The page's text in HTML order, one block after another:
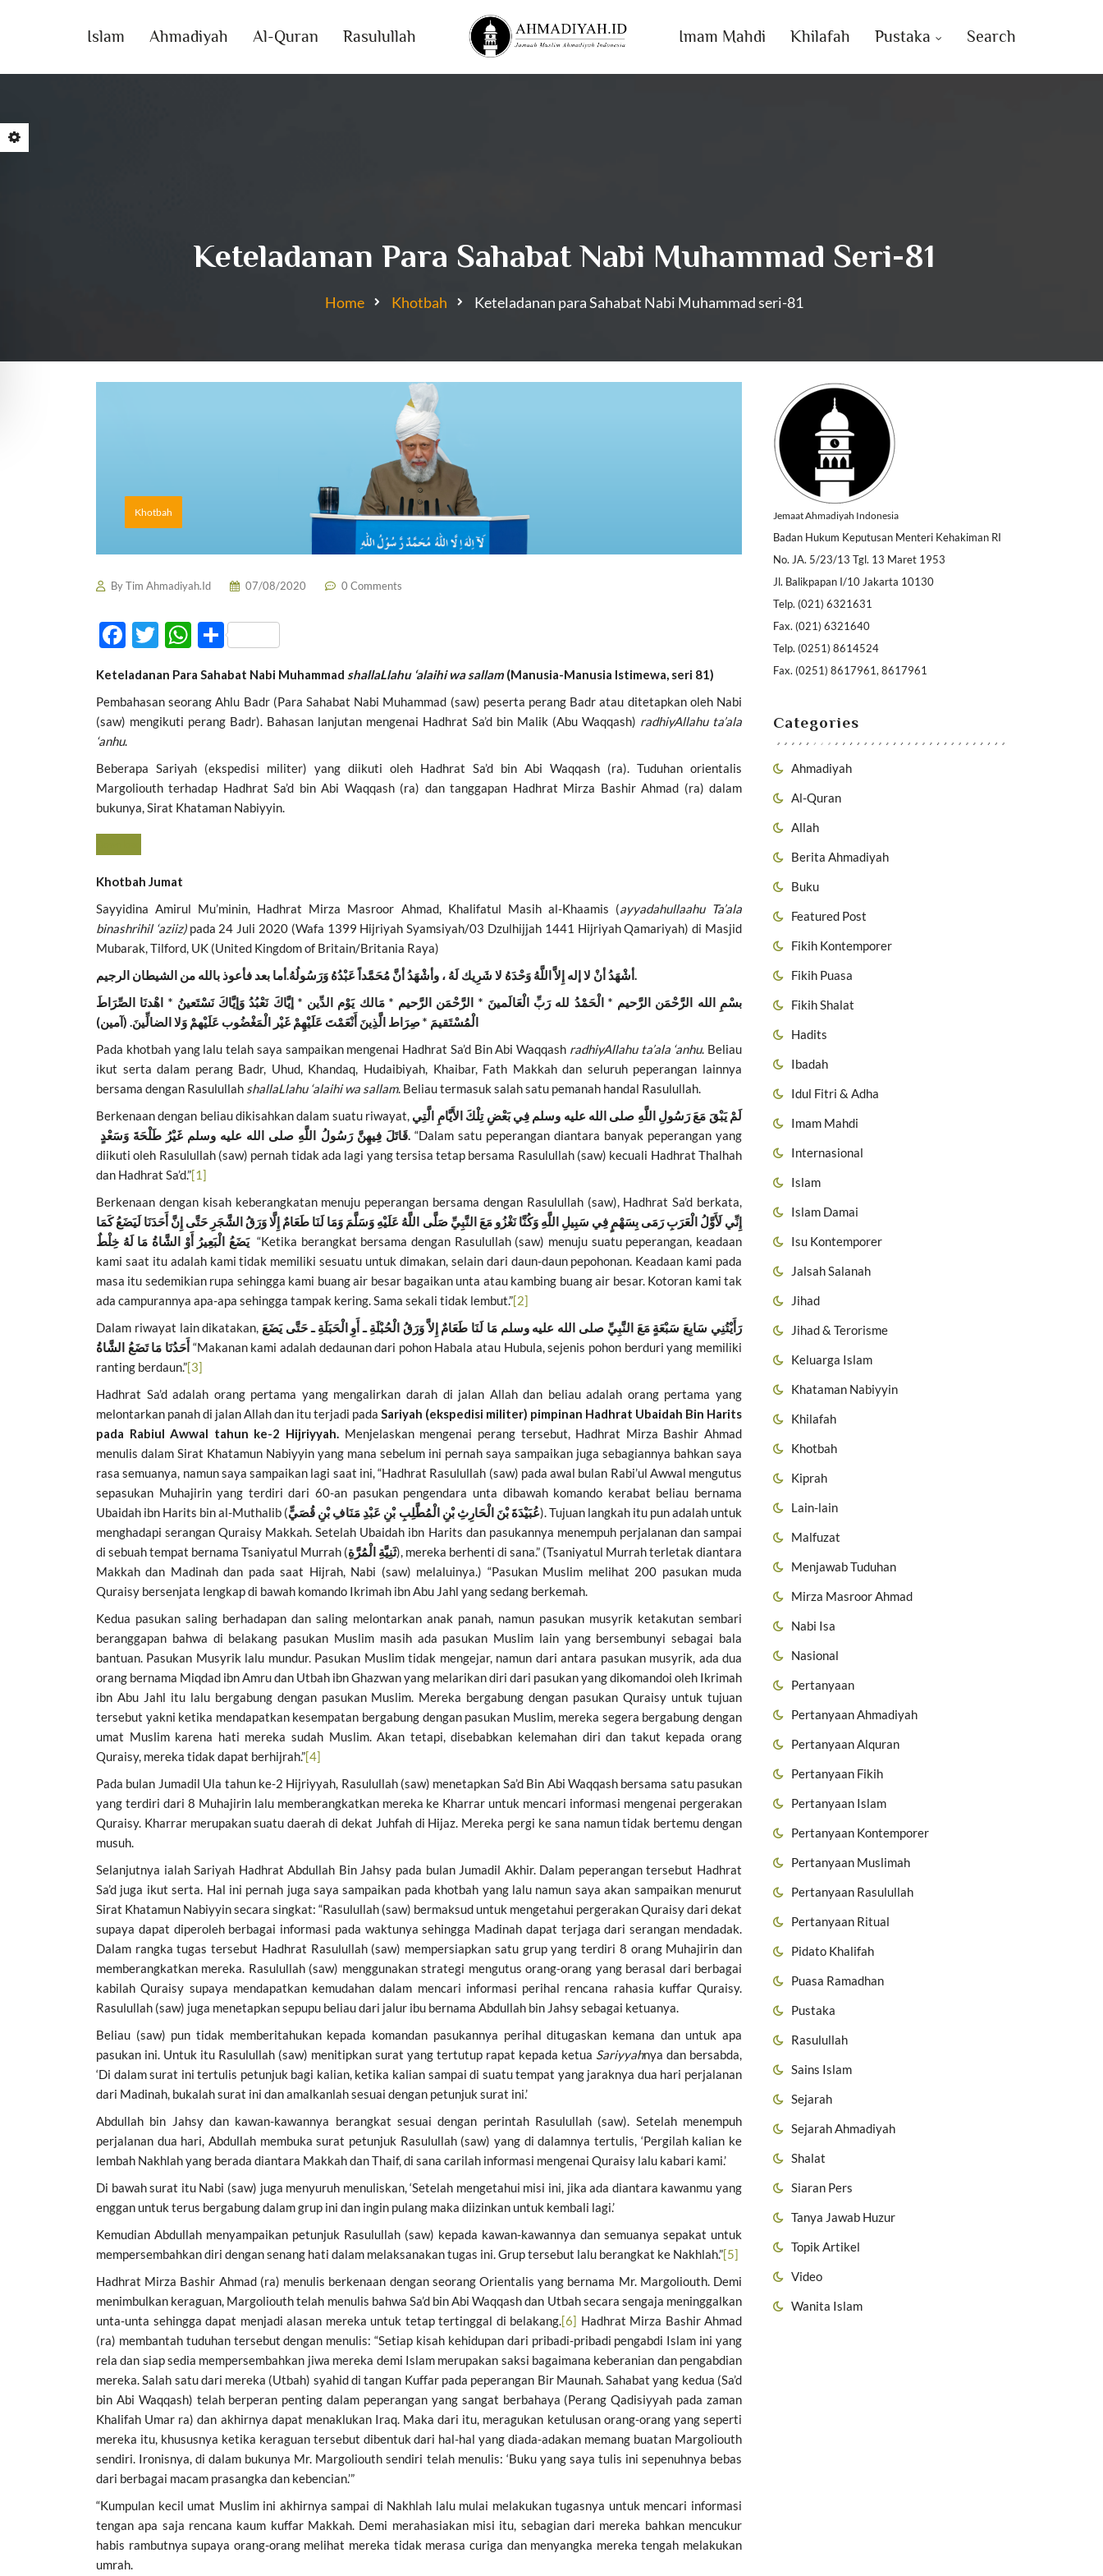
Islam Ahmadiyah Al-Quran Rasulullah Imam Mahdi Khilafah Pustaka Search
Keteladanan Para Sahabat Nabi Muhammad Seri-81
Home Khotbah Keteladanan para Sahabat Nabi Muhammad seri-81
Jemaat Ahmadiyah Indonesia
Badan Hukum Keputusan Menteri Kehakiman RI
No. JA. 5/23/13 Tgl. 13 Maret 1953
Jl. Balikpapan I/10 Jakarta 10130
Telp. (021) 6321631
Fax. (021) 6321640
Telp. (0251) 8614524
Fax. (0251) 8617961, 8617961
Categories
Ahmadiyah
Al-Quran
Allah
Berita Ahmadiyah
Buku
Featured Post
Fikih Kontemporer
Fikih Puasa
Fikih Shalat
Hadits
Ibadah
Idul Fitri & Adha
Imam Mahdi
Internasional
Islam
Islam Damai
Isu Kontemporer
Jalsah Salanah
Jihad
Jihad & Terorisme
Keluarga Islam
Khataman Nabiyyin
Khilafah
Khotbah
Kiprah
Lain-lain
Malfuzat
Menjawab Tuduhan
Mirza Masroor Ahmad
Nabi Isa
Nasional
Pertanyaan
Pertanyaan Ahmadiyah
Pertanyaan Alquran
Pertanyaan Fikih
Pertanyaan Islam
Pertanyaan Kontemporer
Pertanyaan Muslimah
Pertanyaan Rasulullah
Pertanyaan Ritual
Pidato Khalifah
Puasa Ramadhan
Pustaka
Rasulullah
Sains Islam
Sejarah
Sejarah Ahmadiyah
Shalat
Siaran Pers
Tanya Jawab Huzur
Topik Artikel
Video
Wanita Islam
Khotbah
ByTim Ahmadiyah.Id 07/08/2020 0 Comments
F
e
b
o
o
k
T
itt
er
W
at
s
p
p
S
ar
e
Keteladanan Para Sahabat Nabi Muhammad shallaLlahu ‘alaihi wa sallam (Manusia-Manusia Istimewa, seri 81)
Pembahasan seorang Ahlu Badr (Para Sahabat Nabi Muhammad (saw) peserta perang Badr atau ditetapkan oleh Nabi
(saw) mengikuti perang Badr). Bahasan lanjutan mengenai Hadhrat Sa’d bin Malik (Abu Waqqash) radhiyAllahu ta’ala
‘anhu.
Beberapa Sariyah (ekspedisi militer) yang diikuti oleh Hadhrat Sa’d bin Abi Waqqash (ra). Tuduhan orientalis
Margoliouth terhadap Hadhrat Sa’d bin Abi Waqqash (ra) dan tanggapan Hadhrat Mirza Bashir Ahmad (ra) dalam
bukunya, Sirat Khataman Nabiyyin.
Khotbah Jumat
Sayyidina Amirul Mu’minin, Hadhrat Mirza Masroor Ahmad, Khalifatul Masih al-Khaamis (ayyadahullaahu Ta’ala
binashrihil ‘aziiz) pada 24 Juli 2020 (Wafa 1399 Hijriyah Syamsiyah/03 Dzulhijjah 1441 Hijriyah Qamariyah) di Masjid
Mubarak, Tilford, UK (United Kingdom of Britain/Britania Raya)
أشْهَدُ أنْ لا إله إِلاَّ اللَّهُ وَحْدَهُ لا شَرِيك لَهُ ، وأشْهَدُ أنَّ مُحَمَّداً عَبْدُهُ وَرَسُولُهُ.أما بعد فأعوذ بالله من الشيطان الرجيم.
بسْمِ الله الرَّحْمَن الرَّحيم * الْحَمْدُ لله رَبِّ الْعَالَمينَ * الرَّحْمَن الرَّحيم * مَالك يَوْم الدِّين * إيَّاكَ نَعْبُدُ وَإيَّاكَ نَسْتَعينُ * اهْدنَا الصِّرَاطَ
الْمُسْتَقيمَ * صِرَاط الَّذِينَ أَنْعَمْتَ عَلَيْهِمْ غَيْر الْمَغْضُوب عَلَيْهمْ وَلا الضالِّينَ. (آمين)
Pada khotbah yang lalu telah saya sampaikan mengenai Hadhrat Sa’d Bin Abi Waqqash radhiyAllahu ta’ala ‘anhu. Beliau
ikut serta dalam perang Badr, Uhud, Khandaq, Hudaibiyah, Khaibar, Fath Makkah dan seluruh peperangan lainnya
bersama dengan Rasulullah shallaLlahu ‘alaihi wa sallam. Beliau termasuk salah satu pemanah handal Rasulullah.
Berkenaan dengan beliau dikisahkan dalam suatu riwayat, لَمْ يَبْقَ مَعَ رَسُولِ اللَّهِ صلى الله عليه وسلم فِي بَعْضِ تِلْكَ الأَيَّامِ الَّتِي
قَاتَلَ فِيهِنَّ رَسُولُ اللَّهِ صلى الله عليه وسلم غَيْرُ طَلْحَةَ وَسَعْدٍ ‏.“Dalam satu peperangan diantara banyak peperangan yang
diikuti oleh Rasulullah (saw) pernah tidak ada lagi yang tersisa tetap bersama Rasulullah (saw) kecuali Hadhrat Thalhah
dan Hadhrat Sa’d.”[1]
Berkenaan dengan kisah keberangkatan menuju peperangan bersama dengan Rasulullah (saw), Hadhrat Sa’d berkata,
إِنِّي لَأَوَّلُ الْعَرَبِ رَمَى بِسَهْمٍ فِي سَبِيلِ اللَّهِ وَكُنَّا نَغْزُو مَعَ النَّبِيِّ صَلَّى اللَّهُ عَلَيْهِ وَسَلَّمَ وَمَا لَنَا طَعَامٌ إِلَّا وَرَقُ الشَّجَرِ حَتَّى إِنَّ أَحَدَنَا لَيَضَعُ كَمَا
يَضَعُ الْبَعِيرُ أَوْ الشَّاةُ مَا لَهُ خِلْطٌ “Ketika berangkat bersama dengan Rasulullah (saw) menuju suatu peperangan, keadaan
kami saat itu adalah kami tidak memiliki sesuatu untuk dimakan, selain dari daun-daun pepohonan. Keadaan kami pada
masa itu sedemikian rupa sehingga kami buang air besar bagaikan unta atau kambing buang air besar. Kotoran kami tak
ada campurannya apa-apa sehingga tampak kering. Sama sekali tidak lembut.”[2]
Dalam riwayat lain dikatakan, رَأَيْتُنِي سَابِعَ سَبْعَةٍ مَعَ النَّبِيِّ صلى الله عليه وسلم مَا لَنَا طَعَامٌ إِلاَّ وَرَقُ الْحُبْلَةِ ـ أَوِ الْحَبَلَةِ ـ حَتَّى يَضَعَ
أَحَدُنَا مَا تَضَعُ الشَّاةُ “Makanan kami adalah dedaunan dari pohon Habala atau Hubula, sejenis pohon berduri yang memiliki
ranting berdaun.”[3]
Hadhrat Sa’d adalah orang pertama yang mengalirkan darah di jalan Allah dan beliau adalah orang pertama yang
melontarkan panah di jalan Allah dan itu terjadi pada Sariyah (ekspedisi militer) pimpinan Hadhrat Ubaidah Bin Harits
pada Rabiul Awwal tahun ke-2 Hijriyyah. Menjelaskan mengenai perang tersebut, Hadhrat Mirza Bashir Ahmad
menulis dalam Sirat Khatamun Nabiyyin yang mana sebelum ini pernah saya sampaikan juga sebagiannya bahkan saya
rasa semuanya, namun saya sampaikan lagi saat ini, “Hadhrat Rasulullah (saw) pada awal bulan Rabi’ul Awwal mengutus
sepasukan Muhajirin yang terdiri dari 60-an pasukan pengendara unta dibawah komando kerabat beliau bernama
Ubaidah ibn Harits bin al-Muthalib (عُبَيْدَةَ بْنَ الْحَارِثِ بْنِ الْمُطَّلِبِ بْنِ عَبْدِ مَنَافِ بْنِ قُصَيٍّ). Tujuan langkah itu pun adalah untuk
menghadapi serangan Quraisy Makkah. Setelah Ubaidah ibn Harits dan pasukannya menempuh perjalanan dan sampai
di sebuah tempat bernama Tsaniyatul Murrah (ثَنِيَّةِ الْمُرَّةِ), mereka berhenti di sana.” (Tsaniyatul Murrah terletak diantara
Makkah dan Madinah dan pada saat Hijrah, Nabi (saw) melaluinya.) “Pasukan Muslim melihat 200 pasukan muda
Quraisy bersenjata lengkap di bawah komando Ikrimah ibn Abu Jahl yang sedang berkemah.
Kedua pasukan saling berhadapan dan saling melontarkan anak panah, namun pasukan musyrik ketakutan sembari
beranggapan bahwa di belakang pasukan Muslim masih ada pasukan Muslim lain yang bersembunyi sebagai bala
bantuan. Pasukan Musyrik lalu mundur. Pasukan Muslim tidak mengejar, namun dari antara pasukan musyrik, ada dua
orang bernama Miqdad ibn Amru dan Utbah ibn Ghazwan yang melarikan diri dari pasukan yang dikomandoi oleh Ikrimah
ibn Abu Jahl itu lalu bergabung dengan pasukan Muslim. Mereka bergabung dengan pasukan Quraisy untuk tujuan
tersebut yakni ketika mendapatkan kesempatan bergabung dengan pasukan Muslim, mereka segera bergabung dengan
umat Muslim karena hati mereka sudah Muslim. Akan tetapi, disebabkan kelemahan diri dan takut kepada orang
Quraisy, mereka tidak dapat berhijrah.”[4]
Pada bulan Jumadil Ula tahun ke-2 Hijriyyah, Rasulullah (saw) menetapkan Sa’d Bin Abi Waqqash bersama satu pasukan
yang terdiri dari 8 Muhajirin lalu memberangkatkan mereka ke Kharrar untuk mencari informasi mengenai pergerakan
Quraisy. Kharrar merupakan suatu daerah di dekat Juhfah di Hijaz. Mereka pergi ke sana namun tidak bertemu dengan
musuh.
Selanjutnya ialah Sariyah Hadhrat Abdullah Bin Jahsy pada bulan Jumadil Akhir. Dalam peperangan tersebut Hadhrat
Sa’d juga ikut serta. Hal ini pernah juga saya sampaikan pada khotbah yang lalu namun saya akan sampaikan menurut
Sirat Khatamun Nabiyyin secara singkat: “Rasulullah (saw) bermaksud untuk mengetahui pergerakan Quraisy dari dekat
supaya dapat diperoleh berbagai informasi pada waktunya sehingga Madinah dapat terjaga dari serangan mendadak.
Dalam rangka tugas tersebut Hadhrat Rasulullah (saw) mempersiapkan satu grup yang terdiri 8 orang Muhajirin dan
memberangkatkan mereka. Rasulullah (saw) menggunakan strategi mengutus orang-orang yang berasal dari berbagai
kabilah Quraisy supaya mendapatkan kemudahan dalam mencari informasi perihal rencana rahasia kuffar Quraisy.
Rasulullah (saw) juga menetapkan sepupu beliau dari jalur ibu bernama Abdullah bin Jahsy sebagai ketuanya.
Beliau (saw) pun tidak memberitahukan kepada komandan pasukannya perihal ditugaskan kemana dan untuk apa
pasukan ini. Untuk itu Rasulullah (saw) menitipkan surat yang tertutup rapat kepada ketua Sariyyahnya dan bersabda,
‘Di dalam surat ini tertulis petunjuk bagi kalian, ketika kalian sampai di suatu tempat yang jaraknya dua hari perjalanan
dari Madinah, bukalah surat ini dan amalkanlah sesuai dengan petunjuk surat ini.’
Abdullah bin Jahsy dan kawan-kawannya berangkat sesuai dengan perintah Rasulullah (saw). Setelah menempuh
perjalanan dua hari, Abdullah membuka surat petunjuk Rasulullah (saw) yang di dalamnya tertulis, ‘Pergilah kalian ke
lembah Nakhlah yang berada diantara Makkah dan Thaif, di sana carilah informasi mengenai Quraisy lalu kabari kami.’
Di bawah surat itu Nabi (saw) juga menyuruh menuliskan, ‘Setelah mengetahui misi ini, jika ada diantara kawanmu yang
enggan untuk terus bergabung dalam grup ini dan ingin pulang maka diizinkan untuk kembali lagi.’
Kemudian Abdullah menyampaikan petunjuk Rasulullah (saw) kepada kawan-kawannya dan semuanya sepakat untuk
mempersembahkan diri dengan senang hati dalam melaksanakan tugas ini. Grup tersebut lalu berangkat ke Nakhlah.”[5]
Hadhrat Mirza Bashir Ahmad (ra) menulis berkenaan dengan seorang Orientalis yang bernama Mr. Margoliouth. Demi
menimbulkan keraguan, Margoliouth telah menulis bahwa Sa’d bin Abi Waqqash dan Utbah secara sengaja meninggalkan
unta-unta sehingga dapat menjadi alasan mereka untuk tetap tertinggal di belakang.[6] Hadhrat Mirza Bashir Ahmad
(ra) membantah tuduhan tersebut dengan menulis: “Setiap kisah kehidupan dari pribadi-pribadi pengabdi Islam ini yang
rela dan siap sedia mempersembahkan jiwa mereka demi Islam merupakan saksi bagaimana keberanian dan pengabdian
mereka. Salah satu dari mereka (Utbah) syahid di tangan Kuffar pada peperangan Bir Maunah. Sahabat yang kedua (Sa’d
bin Abi Waqqash) telah berperan penting dalam peperangan yang sangat berbahaya (Perang Qadisiyyah pada zaman
Khalifah Umar ra) dan akhirnya dapat menaklukan Iraq. Maka dari itu, meragukan ketulusan orang-orang yang seperti
mereka itu, khususnya ketika keraguan tersebut dibentuk dari hal-hal yang diada-adakan memang buatan Margoliouth
sendiri. Ironisnya, di dalam bukunya Mr. Margoliouth sendiri telah menulis: ‘Buku yang saya tulis ini sepenuhnya bebas
dari berbagai macam prasangka dan kebencian.’”
“Kumpulan kecil umat Muslim ini akhirnya sampai di Nakhlah lalu mulai melakukan tugasnya untuk mencari informasi
tengan apa saja rencana kaum kuffar Makkah. Demi merahasiakan misi itu, sebagian dari mereka bahkan mencukur
habis rambutnya supaya orang-orang melihat mereka tidak merasa curiga dan menyangka mereka tengah melakukan
umrah.